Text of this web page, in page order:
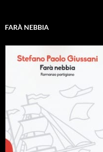
FARÀ NEBBIA